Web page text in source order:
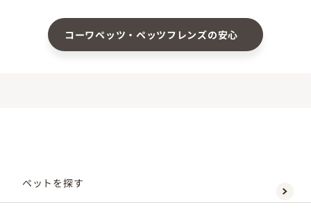
コーワペッツ・ペッツフレンズの安心
ペットを探す